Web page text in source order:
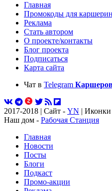
Главная
Промокоды для
Реклама
Стать автором
О проекте/контакты
Блог проекта
Подписаться
Карта сайта
Чат в Telegram
2017-2018 | Сайт - YN | Иконки
Наш дом - Рабочая Станция
Главная
Новости
Посты
Блоги
Подкаст
Промо-акции